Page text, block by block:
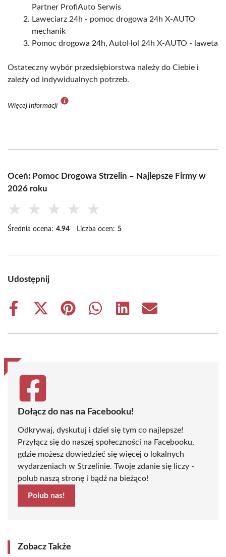
Partner ProfiAuto Serwis
Laweciarz 24h - pomoc drogowa 24h X-AUTO
mechanik
Pomoc drogowa 24h, AutoHol 24h X-AUTO - laweta
Ostateczny wybór przedsiębiorstwa należy do Ciebie i
zależy od indywidualnych potrzeb.
Więcej Informacji
Oceń: Pomoc Drogowa Strzelin – Najlepsze Firmy w
2026 roku
★ ★ ★ ★ ★
Średnia ocena: 4.94 Liczba ocen: 5
Udostępnij
Share
Share
(Twitter)
Share
Share
Share
Share
Dołącz do nas na Facebooku!
Odkrywaj, dyskutuj i dziel się tym co najlepsze!
Przyłącz się do naszej społeczności na Facebooku,
gdzie możesz dowiedzieć się więcej o lokalnych
wydarzeniach w Strzelinie. Twoje zdanie się liczy -
polub naszą stronę i bądź na bieżąco!
Polub nas!
Zobacz Także